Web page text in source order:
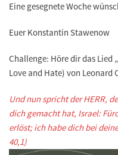
Eine gesegnete Woche
Euer Konstantin Stawenow
Challenge: Höre dir das Lied
Love and Hate) von Leonard
Und nun spricht der HERR,
dich gemacht hat, Israel:
erlöst; ich habe dich bei
40,1)